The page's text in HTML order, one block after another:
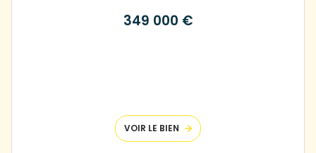
349 000 €
VOIR LE BIEN